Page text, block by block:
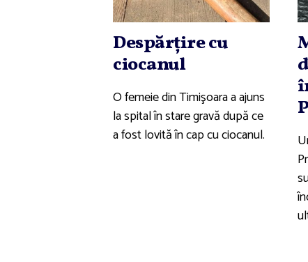
Despărţire cu
ciocanul
O femeie din Timişoara a ajuns
la spital în stare gravă după ce
a fost lovită în cap cu ciocanul.